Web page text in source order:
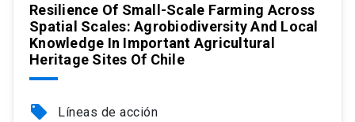
Resilience Of Small-Scale Farming Across
Spatial Scales: Agrobiodiversity And Local
Knowledge In Important Agricultural
Heritage Sites Of Chile
local_offer Líneas de acción